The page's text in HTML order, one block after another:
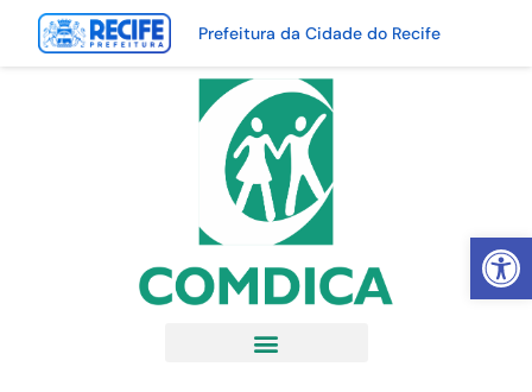
Abrir
Prefeitura da Cidade do Recife